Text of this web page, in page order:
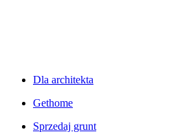
Dla architekta
Gethome
Sprzedaj grunt